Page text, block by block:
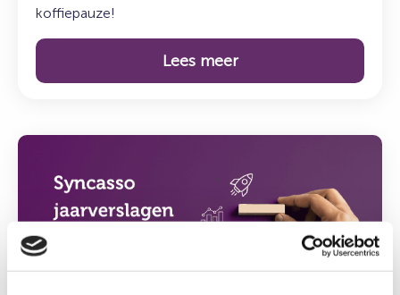
koffiepauze!
Lees meer
Lees
Syncasso
2025
–